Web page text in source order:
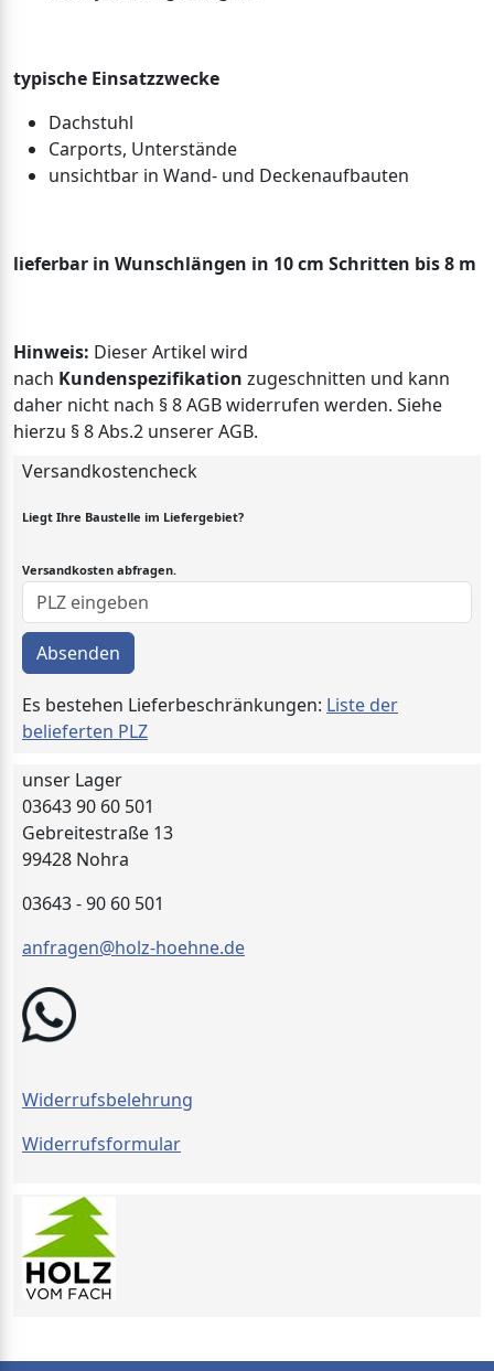
typische Einsatzzwecke
Dachstuhl
Carports, Unterstände
unsichtbar in Wand- und Deckenaufbauten
lieferbar in Wunschlängen in 10 cm Schritten bis 8 m
Hinweis: Dieser Artikel wird
nach Kundenspezifikation zugeschnitten und kann
daher nicht nach § 8 AGB widerrufen werden. Siehe
hierzu § 8 Abs.2 unserer AGB.
Versandkostencheck
Liegt Ihre Baustelle im Liefergebiet?
Versandkosten abfragen.
Absenden
Es bestehen Lieferbeschränkungen: Liste der
belieferten PLZ
unser Lager
03643 90 60 501
Gebreitestraße 13
99428 Nohra
03643 - 90 60 501
anfragen@holz-hoehne.de
Widerrufsbelehrung
Widerrufsformular